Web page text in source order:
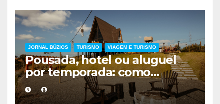
JORNAL BÚZIOS TURISMO VIAGEM E TURISMO
Pousada, hotel ou aluguel
por temporada: como
escolher a melhor
hospedagem